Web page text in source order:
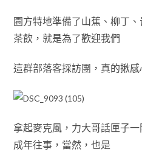
園方特地準備了山蕉 、柳丁
茶飲 ，就是為了歡迎我們
這群部落客採訪團 ，真的揪
拿起麥克風， 力大哥話匣子
成年往事，當然，也是